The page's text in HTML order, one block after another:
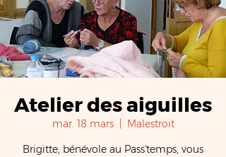
Atelier des aiguilles
mar. 18 mars
  |
Malestroit
Brigitte, bénévole au Pass'temps, vous